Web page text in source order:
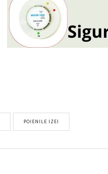
POIENILE IZEI